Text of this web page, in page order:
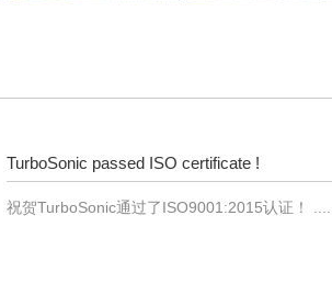
TurboSonic passed ISO certificate !
祝贺TurboSonic通过了ISO9001:2015认证！ ......